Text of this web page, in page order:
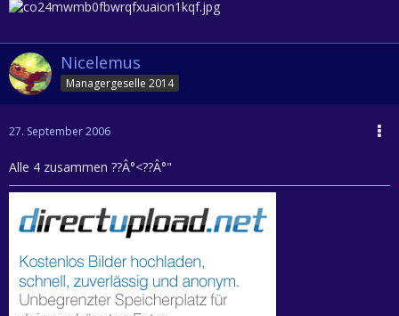
Nicelemus
Managergeselle 2014
27. September 2006
Alle 4 zusammen ??Â°<??Â°"